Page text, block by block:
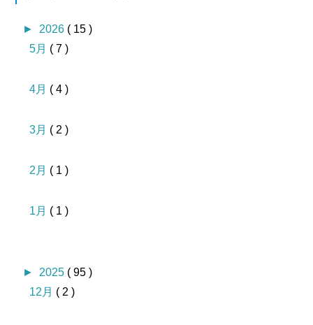
► 2026 ( 15 )
5月 ( 7 )
4月 ( 4 )
3月 ( 2 )
2月 ( 1 )
1月 ( 1 )
► 2025 ( 95 )
12月 ( 2 )